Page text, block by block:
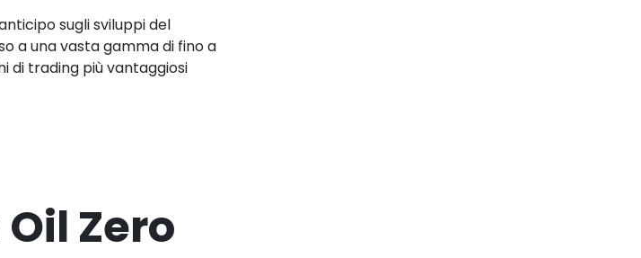
sugli sviluppi del
a una vasta gamma di fino a
di trading più vantaggiosi
Zero